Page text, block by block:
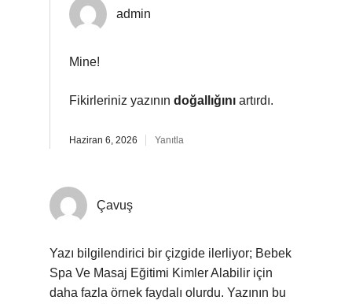
admin
Mine!
Fikirleriniz yazının doğallığını artırdı.
Haziran 6, 2026 Yanıtla
Çavuş
Yazı bilgilendirici bir çizgide ilerliyor; Bebek
Spa Ve Masaj Eğitimi Kimler Alabilir için
daha fazla örnek faydalı olurdu. Yazının bu